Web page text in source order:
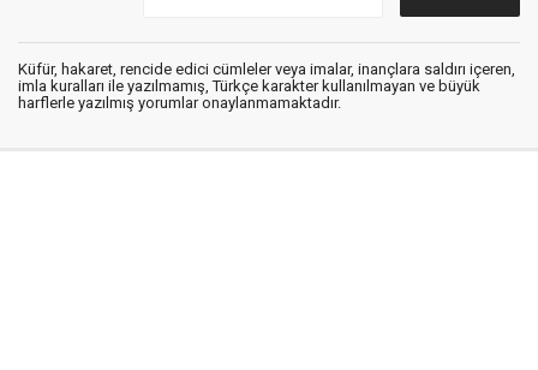
Küfür, hakaret, rencide edici cümleler veya imalar, inançlara saldırı içeren,
imla kuralları ile yazılmamış, Türkçe karakter kullanılmayan ve büyük
harflerle yazılmış yorumlar onaylanmamaktadır.